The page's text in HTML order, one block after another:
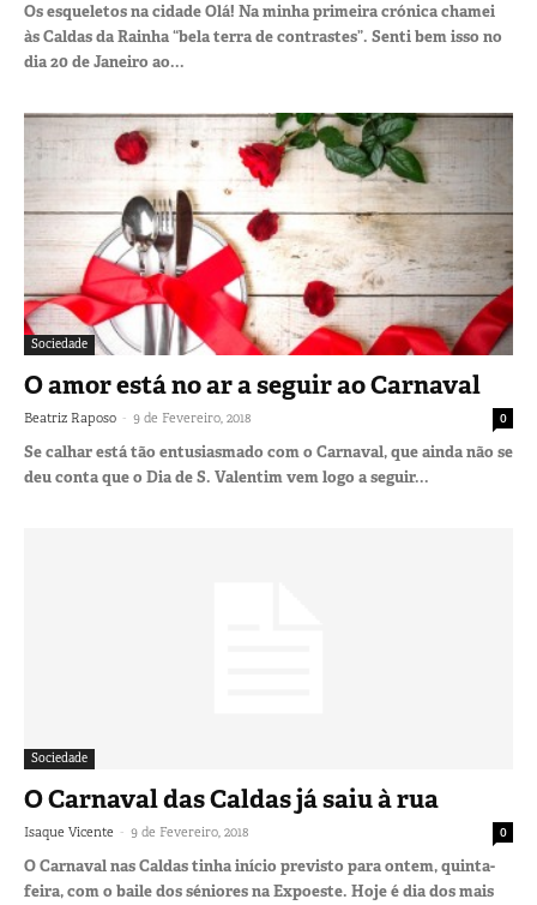
Os esqueletos na cidade Olá! Na minha primeira crónica chamei
às Caldas da Rainha “bela terra de contrastes”. Senti bem isso no
dia 20 de Janeiro ao...
Sociedade
O amor está no ar a seguir ao Carnaval
Beatriz Raposo - 9 de Fevereiro, 2018 0
Se calhar está tão entusiasmado com o Carnaval, que ainda não se
deu conta que o Dia de S. Valentim vem logo a seguir...
Sociedade
O Carnaval das Caldas já saiu à rua
Isaque Vicente - 9 de Fevereiro, 2018 0
O Carnaval nas Caldas tinha início previsto para ontem, quinta-
feira, com o baile dos séniores na Expoeste. Hoje é dia dos mais